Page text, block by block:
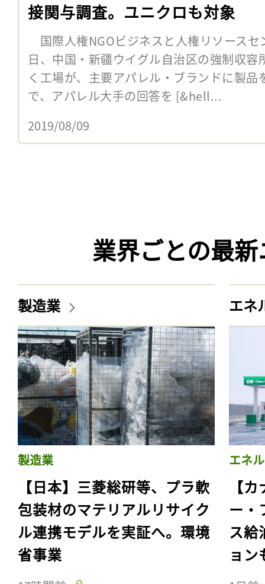
接関与調査。ユニクロも対象
国際人権NGOビジネスと人権リソースセ
日、中国・新疆ウイグル自治区の強制収
く工場が、主要アパレル・ブランドに製
で、アパレル大手の回答を [&hell...
2019/08/09
業界ごとの最
製造業
製造業
【日本】三菱総研等、プラ軟
包装材のマテリアルリサイク
ル連携モデルを実証へ。環境
省事業
エネ
エネ
【
ー・
ス給
ョン